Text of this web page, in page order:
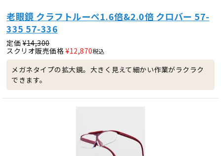
老眼鏡 クラフトルーペ1.6倍&2.0倍 クロバー 57-
335 57-336
定価 ¥14,300
スクリオ販売価格 ¥12,870税込
メガネタイプの拡大鏡。大きく見えて細かい作業がラクラク
できます。